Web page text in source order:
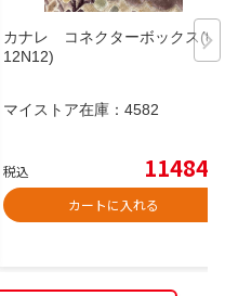
カナレ コネクターボックス(8J
12N12)
マイストア在庫： 4582
税込 11484
カートに入れる